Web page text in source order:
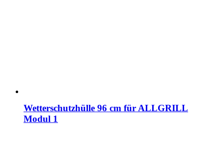
Wetterschutzhülle 96 cm für ALLGRILL
Modul 1